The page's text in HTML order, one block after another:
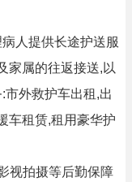
人提供长途护送服
家属的往返接送,以
市外救护车出租,出
车租赁,租用豪华护
视拍摄等后勤保障